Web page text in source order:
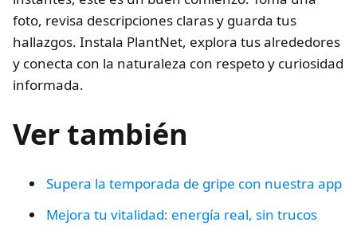
foto, revisa descripciones claras y guarda tus
hallazgos. Instala PlantNet, explora tus alrededores
y conecta con la naturaleza con respeto y curiosidad
informada.
Ver también
Supera la temporada de gripe con nuestra app
Mejora tu vitalidad: energía real, sin trucos